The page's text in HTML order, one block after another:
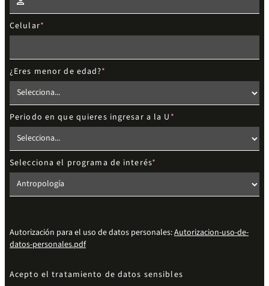
Celular
¿Eres menor de edad?
Periodo en que quieres ingresar a la U
Selecciona el programa de interés
Autorización para el uso de datos personales:Autorizacion-uso-de-
datos-personales.pdf
Acepto el tratamiento de datos sensibles